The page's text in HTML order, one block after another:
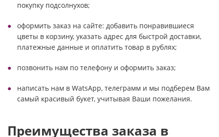
покупку подсолнухов;
оформить заказ на сайте: добавить понравившиеся
цветы в корзину, указать адрес для быстрой доставки,
платежные данные и оплатить товар в рублях;
позвонить нам по телефону и оформить заказ;
написать нам в WatsApp, телеграмм и мы подберем Вам
самый красивый букет, учитывая Ваши пожелания.
Преимущества заказа в